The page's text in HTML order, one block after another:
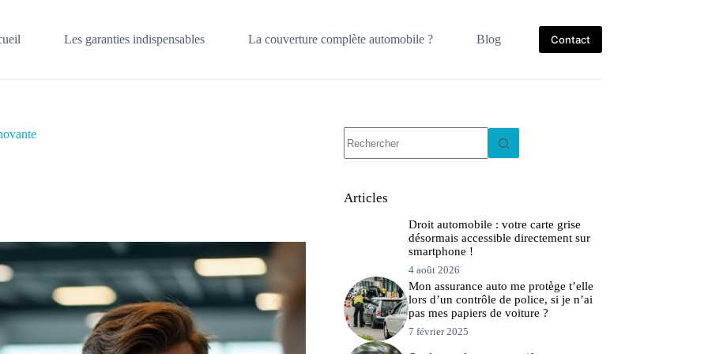
Les garanties indispensables La couverture complète automobile ? Blog Contact
résultat
Articles
Droit automobile : votre carte grise
désormais accessible directement sur
smartphone !
4 août 2026
Mon assurance auto me protège t’elle
lors d’un contrôle de police, si je n’ai
pas mes papiers de voiture ?
7 février 2025